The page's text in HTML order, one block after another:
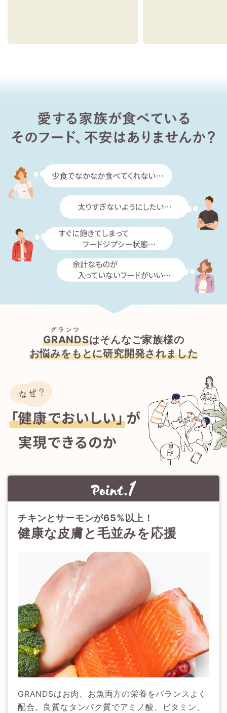
GRANDS
グランツ
はそんなご家族様の
お悩みをもとに研究開発されました
チキンとサーモンが65%以上！
健康な皮膚と毛並みを応援
GRANDSはお肉、お魚両方の栄養をバランスよく
配合。良質なタンパク質でアミノ酸、ビタミン、